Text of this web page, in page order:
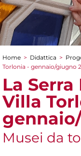
Tu sei qui
Home > Didattica >
Torlonia - gennaio/giugno
La
Villa
Musei da